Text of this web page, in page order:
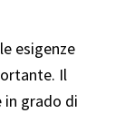
esigenze
Il
in grado di